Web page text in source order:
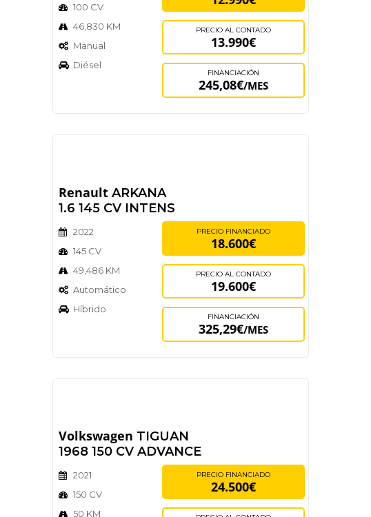
100 CV
46,830 KM
Manual
Diésel
PRECIO AL CONTADO
13.990€
FINANCIACIÓN
245,08€/MES
Renault ARKANA
1.6 145 CV INTENS
2022
145 CV
49,486 KM
Automático
Híbrido
PRECIO FINANCIADO
18.600€
PRECIO AL CONTADO
19.600€
FINANCIACIÓN
325,29€/MES
Volkswagen TIGUAN
1968 150 CV ADVANCE
2021
150 CV
50 KM
PRECIO FINANCIADO
24.500€